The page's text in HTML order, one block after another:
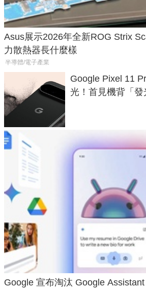
Asus展示2026年全新ROG Strix
力散熱器長什麼樣
半導體/電子產業
Google Pixel 11
光！首見機背「
Google 宣布淘汰 Google